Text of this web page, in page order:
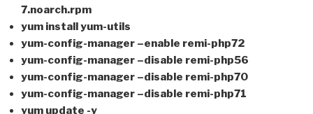
7.noarch.rpm
yum install yum-utils
yum-config-manager –enable remi-php72
yum-config-manager –disable remi-php56
yum-config-manager –disable remi-php70
yum-config-manager –disable remi-php71
yum update -y